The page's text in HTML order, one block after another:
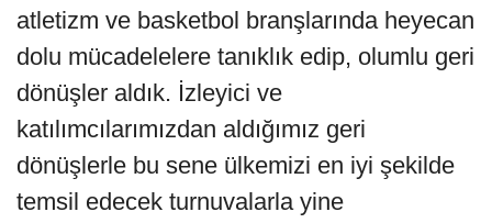
atletizm ve basketbol branşlarında heyecan
dolu mücadelelere tanıklık edip, olumlu geri
dönüşler aldık. İzleyici ve
katılımcılarımızdan aldığımız geri
dönüşlerle bu sene ülkemizi en iyi şekilde
temsil edecek turnuvalarla yine